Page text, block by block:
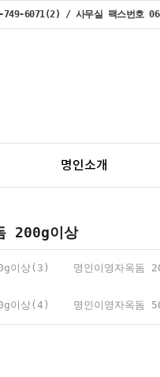
749-6071(2) / 사무실 팩스번호
명인소개
200g이상
이상(3) 명인이영자옥돔
이상(4) 명인이영자옥돔